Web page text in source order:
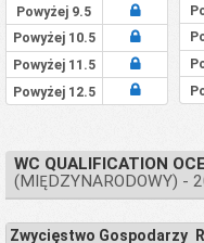
Powyżej 9.5
Powyżej 10.5
Powyżej 11.5
Powyżej 12.5
WC QUALIFICATION
(MIĘDZYNARODOWY) -
Zwycięstwo Gospodarzy